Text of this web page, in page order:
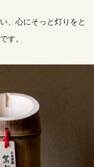
、心にそっと灯りをと
す。